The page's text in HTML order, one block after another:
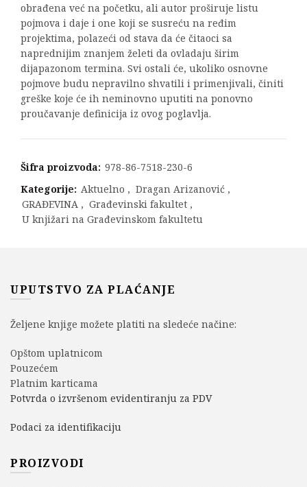
obrađena već na početku, ali autor proširuje listu
pojmova i daje i one koji se susreću na ređim
projektima, polazeći od stava da će čitaoci sa
naprednijim znanjem želeti da ovladaju širim
dijapazonom termina. Svi ostali će, ukoliko osnovne
pojmove budu nepravilno shvatili i primenjivali, činiti
greške koje će ih neminovno uputiti na ponovno
proučavanje definicija iz ovog poglavlja.
Šifra proizvoda: 978-86-7518-230-6
Kategorije: Aktuelno , Dragan Arizanović ,
GRAĐEVINA , Građevinski fakultet ,
U knjižari na Građevinskom fakultetu
UPUTSTVO ZA PLAĆANJE
Željene knjige možete platiti na sledeće načine:
Opštom uplatnicom
Pouzećem
Platnim karticama
Potvrda o izvršenom evidentiranju za PDV
Podaci za identifikaciju
PROIZVODI